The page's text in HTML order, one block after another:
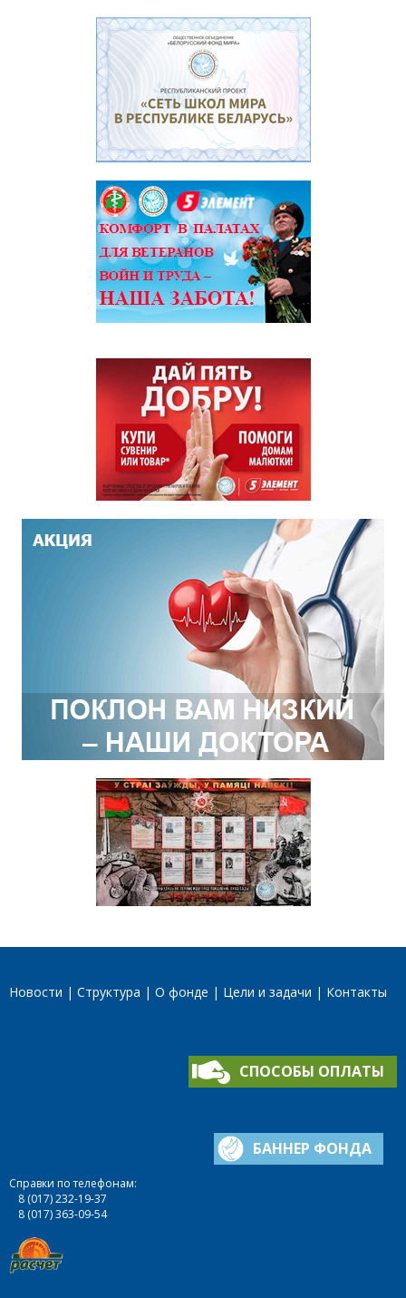
Новости Структура О фонде Цели и задачи Контакты
СПОСОБЫ ОПЛАТЫ
БАННЕР ФОНДА
Справки по телефонам:
8 (017) 232-19-37
8 (017) 363-09-54